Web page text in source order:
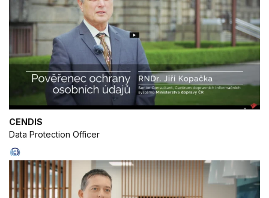
CENDIS
Data Protection Officer